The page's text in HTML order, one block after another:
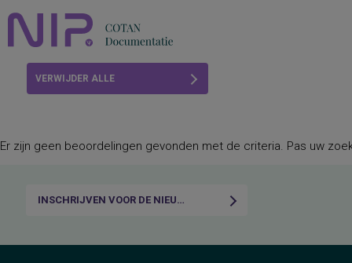
FAQ
VERWIJDER ALLE
Er zijn geen beoordelingen gevonden met de criteria. Pas uw
INSCHRIJVEN VOOR DE NIEUWSBRIEF